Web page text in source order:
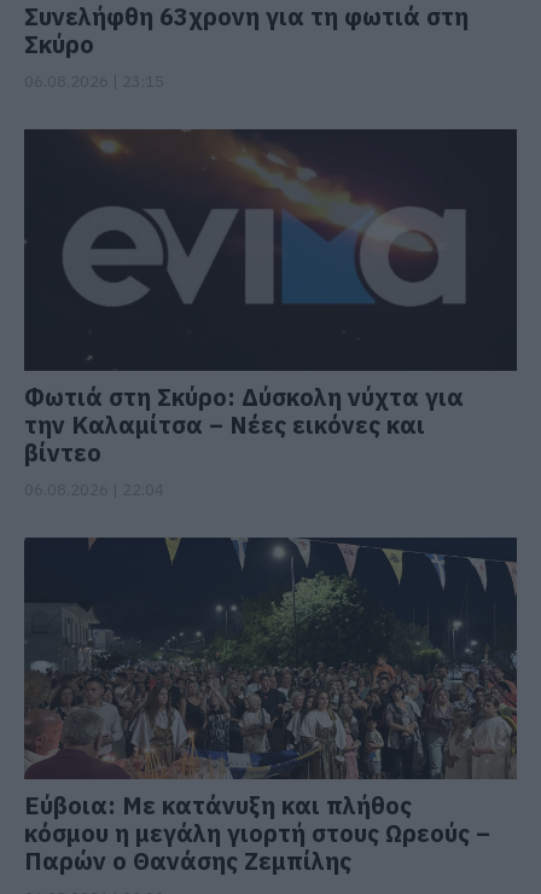
Συνελήφθη 63χρονη για τη φωτιά στη
Σκύρο
Φωτιά στη Σκύρο: Δύσκολη νύχτα για
την Καλαμίτσα – Νέες εικόνες και
βίντεο
Εύβοια: Με κατάνυξη και πλήθος
κόσμου η μεγάλη γιορτή στους Ωρεούς –
Παρών ο Θανάσης Ζεμπίλης